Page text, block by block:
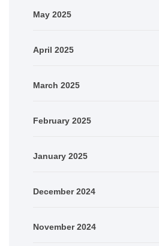
May 2025
April 2025
March 2025
February 2025
January 2025
December 2024
November 2024